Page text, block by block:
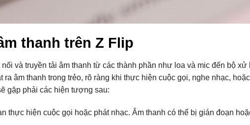
thanh trên Z Flip
và truyền tải âm thanh từ các thành phần như loa và mic đến bộ xử
âm thanh trong trẻo, rõ ràng khi thực hiện cuộc gọi, nghe nhạc,
gặp phải các hiện tượng sau:
thực hiện cuộc gọi hoặc phát nhạc. Âm thanh có thể bị gián đoạn